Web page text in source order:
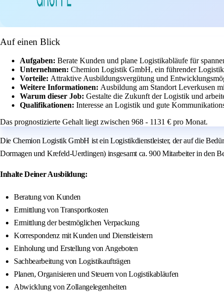
Auf einen Blick
Aufgaben: Berate Kunden und plane Logistikabläufe für
Unternehmen: Chemion Logistik GmbH, ein führender
Vorteile: Attraktive Ausbildungsvergütung und
Weitere Informationen: Ausbildung am Standort Leverkusen
Warum dieser Job: Gestalte die Zukunft der Logistik und
Qualifikationen: Interesse an Logistik und gute
Das prognostizierte Gehalt liegt zwischen 968 - 1131 € pro Monat.
Die Chemion Logistik GmbH ist ein Logistikdienstleister, der auf die
Dormagen und Krefeld-Uerdingen) insgesamt ca. 900 Mitarbeiter in den
Inhalte Deiner Ausbildung:
Beratung von Kunden
Ermittlung von Transportkosten
Ermittlung der bestmöglichen Verpackung
Korrespondenz mit Kunden und Dienstleistern
Einholung und Erstellung von Angeboten
Sachbearbeitung von Logistikaufträgen
Planen, Organisieren und Steuern von Logistikabläufen
Abwicklung von Zollangelegenheiten